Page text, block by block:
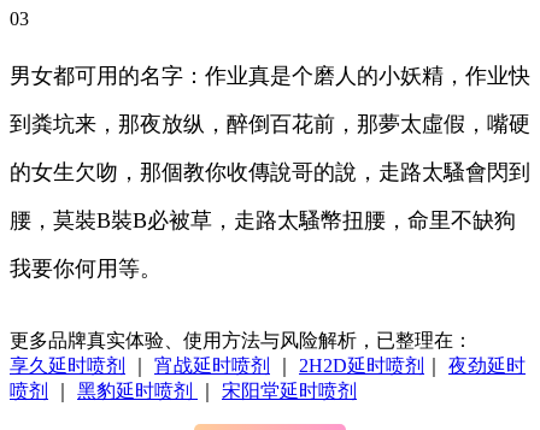
03
男女都可用的名字：作业真是个磨人的小妖精，作业快
到粪坑来，那夜放纵，醉倒百花前，那夢太虛假，嘴硬
的女生欠吻，那個教你收傳說哥的說，走路太騷會閃到
腰，莫裝B裝B必被草，走路太騷幣扭腰，命里不缺狗
我要你何用等。
更多品牌真实体验、使用方法与风险解析，已整理在：
享久延时喷剂
宵战延时喷剂 2H2D延时喷剂
夜劲延时
喷剂
黑豹延时喷剂 宋阳堂延时喷剂